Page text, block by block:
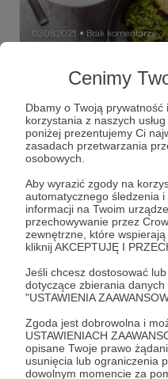
Cenimy
Dbamy o Twoją prywatność
korzystania z naszych
poniżej prezentujemy Ci
zasadach przetwarzania
osobowych.
Aby wyrazić zgody na
automatycznego śledzenia
informacji na Twoim
przechowywanie przez
zewnętrzne, które wspierają
kliknij AKCEPTUJĘ I
Jeśli chcesz dostosować
dotyczące zbierania
"USTAWIENIA
Zgoda jest dobrowolna i
USTAWIENIACH
opisane Twoje prawo
usunięcia lub ograniczenia
dowolnym momencie za
03.08.2021 ● Brak komentarzy
Dla zwierząt,
diecie roślinnej! 🍒
Nowa wersja darmowej
na 30 dni
wege aplikacja
Dołącz do